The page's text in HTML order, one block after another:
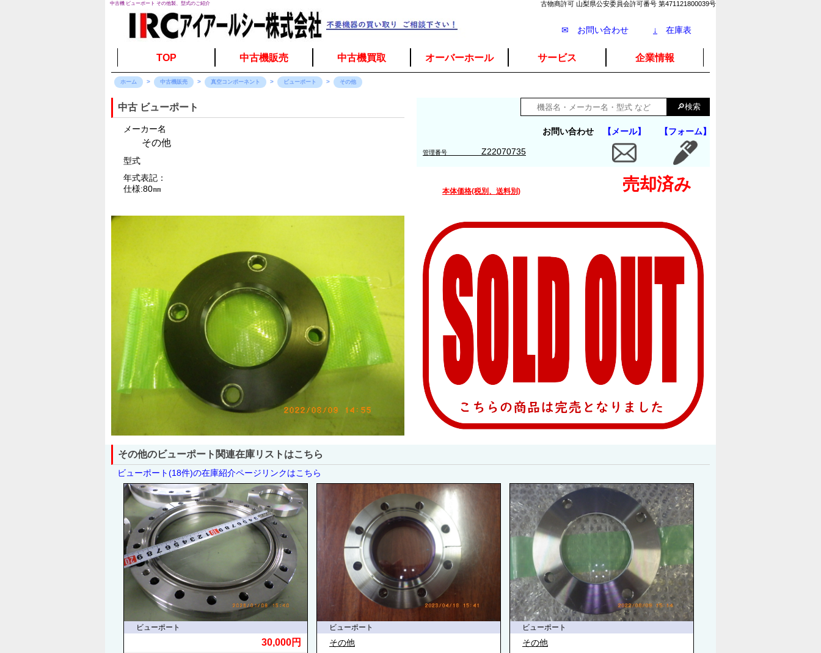
中古機 ビューポート その他製、型式のご紹介 古物商許可 山梨県公安委員会許可番号 第471121800039号
✉ お問い合わせ ↓ 在庫表
TOP 中古機販売 中古機買取 オーバーホール サービス 企業情報
ホーム 中古機販売 真空コンポーネント ビューポート その他
お問い合わせ 【メール】 【フォーム】
管理番号 Z22070735
中古 ビューポート
メーカー名
その他
型式
年式表記：
仕様:80㎜
本体価格(税別、送料別) 売却済み
その他のビューポート関連在庫リストはこちら
ビューポート(18件)の在庫紹介ページリンクはこちら
ビューポート
30,000円
ビューポート
その他
ビューポート
その他